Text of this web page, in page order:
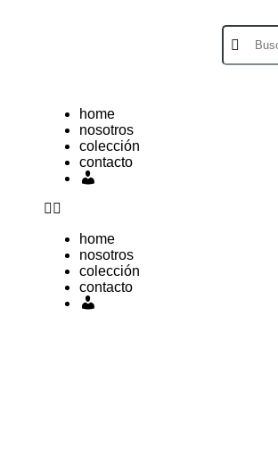
home
nosotros
colección
contacto
home
nosotros
colección
contacto